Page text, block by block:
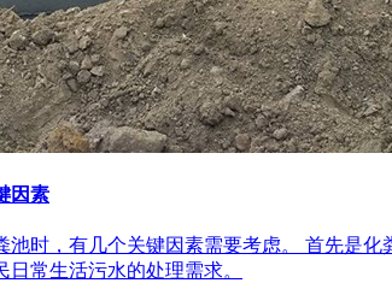
因素
池时，有几个关键因素需要考虑。 首先是
常生活污水的处理需求。